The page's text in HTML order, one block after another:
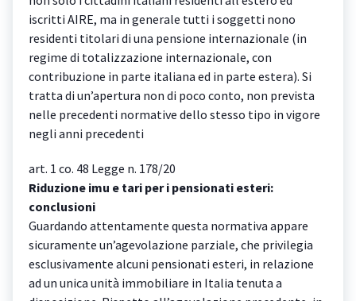
iscritti AIRE, ma in generale tutti i soggetti nono
residenti titolari di una pensione internazionale (in
regime di totalizzazione internazionale, con
contribuzione in parte italiana ed in parte estera). Si
tratta di un’apertura non di poco conto, non prevista
nelle precedenti normative dello stesso tipo in vigore
negli anni precedenti
art. 1 co. 48 Legge n. 178/20
Riduzione imu e tari per i pensionati esteri:
conclusioni
Guardando attentamente questa normativa appare
sicuramente un’agevolazione parziale, che privilegia
esclusivamente alcuni pensionati esteri, in relazione
ad un unica unità immobiliare in Italia tenuta a